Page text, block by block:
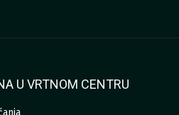
U VRTNOM CENTRU